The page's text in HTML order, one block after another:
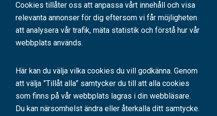
Cookies tillåter oss att anpassa vårt innehåll och visa
relevanta annonser för dig eftersom vi får möjligheten
att analysera vår trafik, mäta statistik och förstå hur vår
webbplats används.
Här kan du välja vilka cookies du vill godkänna. Genom
att välja ”Tillåt alla” samtycker du till att alla cookies
som finns på vår webbplats lagras i din webbläsare.
Du kan närsomhelst ändra eller återkalla ditt samtycke.
SIFU är ett av Sveriges ledande utbildningsföretag. Med hundratals kurser
och konferenser bidrar vi årligen till tusentals personers
kompetensutveckling.